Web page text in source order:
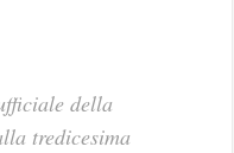
della
tredicesima